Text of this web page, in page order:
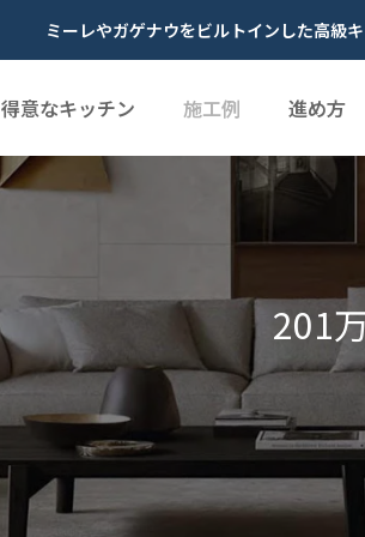
ミーレやガゲナウをビルトインした高級
得意なキッチン 施工例 進め方
201